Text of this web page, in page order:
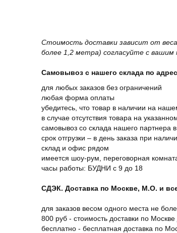
Стоимость доставки зависит от
более 1,2 метра) согласуйте с
Самовывоз с нашего склада по
для любых заказов без ограничений
любая форма оплаты
убедитесь, что товар в наличии на
в случае отсутствия товара на
самовывоз со склада нашего
срок отгрузки – в день заказа при
склад и офис рядом
имеется шоу-рум, переговорная
часы работы: БУДНИ с 9 до 18
СДЭК. Доставка по Москве, М.О. и
для заказов весом одного места не
800 руб - стоимость доставки по
бесплатно - бесплатная доставка по